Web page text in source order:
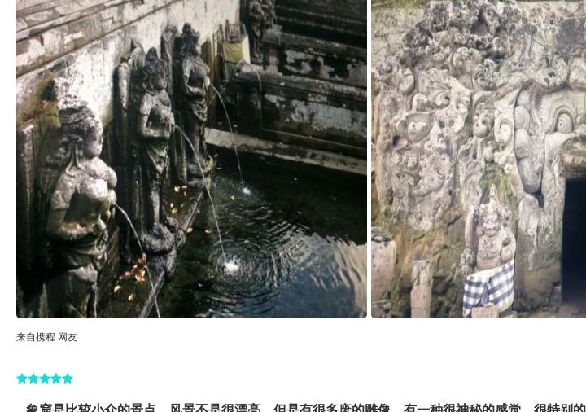
来自携程 网友
...象窟是比较小众的景点，风景不是很漂亮，但是有很多废的雕像，有一种很神秘的感觉，很特别